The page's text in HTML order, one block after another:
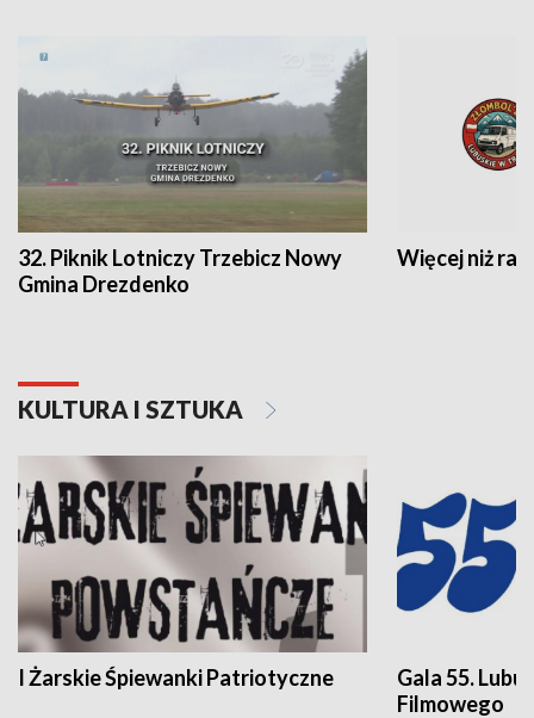
32. Piknik Lotniczy Trzebicz Nowy
Gmina Drezdenko
Więcej niż rajd
KULTURA I SZTUKA
I Żarskie Śpiewanki Patriotyczne
Gala 55.
Filmowego